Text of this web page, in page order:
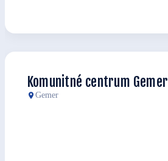
Komunitné centrum Gemer
Gemer